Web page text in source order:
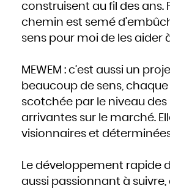
construisent au fil des ans.
chemin est semé
sens pour moi de les aider
MEWEM : c’est aussi un
beaucoup de sens, chaque
scotchée par le niveau des
arrivantes sur le marché.
visionnaires et
Le développement rapide
aussi passionnant à suivre,